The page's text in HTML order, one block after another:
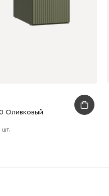
Оливковый
шт.